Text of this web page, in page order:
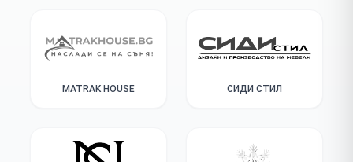
MATRAK HOUSE СИДИ СТИЛ